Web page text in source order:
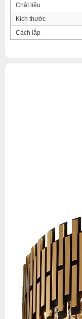
Chât liệu
Kích thước
Cách lắp